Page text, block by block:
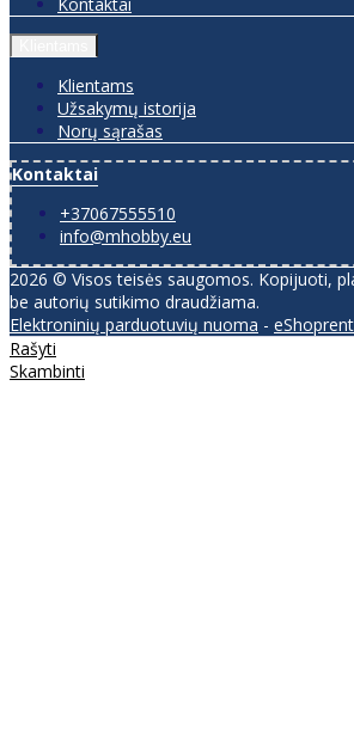
Klientams
Užsakymų istorija
Norų sąrašas
Kontaktai
+37067555510
info@mhobby.eu
2026 © Visos teisės saugomos. Kopijuoti,
be autorių sutikimo draudžiama.
Elektroninių parduotuvių nuoma -
Rašyti
Skambinti